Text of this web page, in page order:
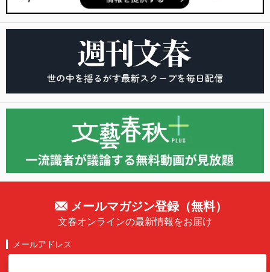
メールマガジン登録（無料）
文春オンラインの最新情報をお届け
メールアドレス